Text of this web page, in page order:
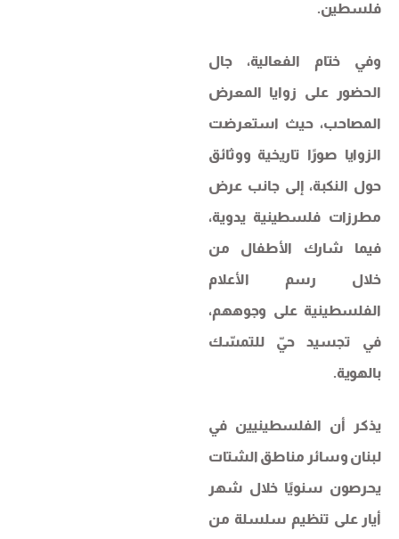
فلسطين.
وفي ختام الفعالية، جال
الحضور على زوايا المعرض
المصاحب، حيث استعرضت
الزوايا صورًا تاريخية ووثائق
حول النكبة، إلى جانب عرض
مطرزات فلسطينية يدوية،
فيما شارك الأطفال من
خلال رسم الأعلام
الفلسطينية على وجوههم،
في تجسيد حيّ للتمسّك
بالهوية.
يذكر أن الفلسطينيين في
لبنان وسائر مناطق الشتات
يحرصون سنويًا خلال شهر
أيار على تنظيم سلسلة من